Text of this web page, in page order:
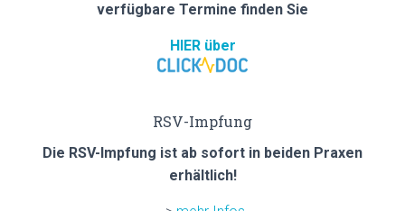
verfügbare Termine finden Sie
HIER über
RSV-Impfung
Die RSV-Impfung ist ab sofort in beiden Praxen
erhältlich!